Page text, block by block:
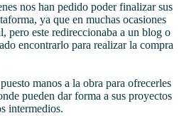
nos han pedido poder finalizar sus
ya que en muchas ocasiones
pero este redireccionaba a un blog o
encontrarlo para realizar la compra
manos a la obra para ofrecerles
pueden dar forma a sus proyectos
intermedios.